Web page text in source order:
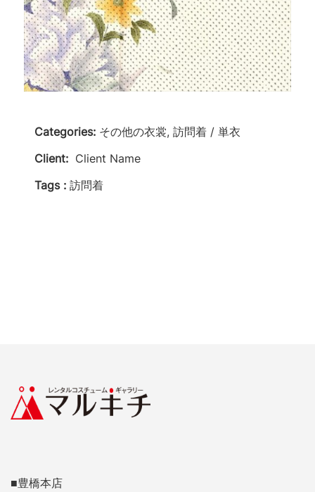
Categories: その他の衣裳, 訪問着 / 単衣
Client: Client Name
Tags : 訪問着
■豊橋本店